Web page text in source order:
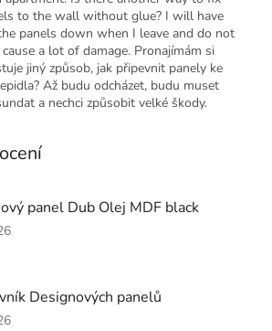
to the wall without glue? I will have
panels down when I leave and do not
a lot of damage. Pronajímám si
jiný způsob, jak připevnit panely ke
Až budu odcházet, budu muset
a nechci způsobit velké škody.
panel Dub Olej MDF black
Designových panelů